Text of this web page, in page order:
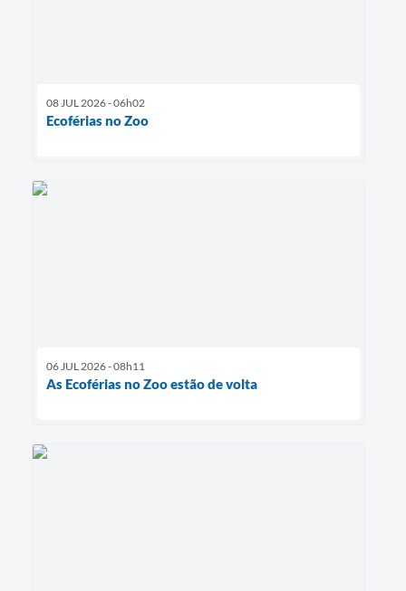
08 JUL 2026 - 06h02
Ecoférias no Zoo
06 JUL 2026 - 08h11
As Ecoférias no Zoo estão de volta